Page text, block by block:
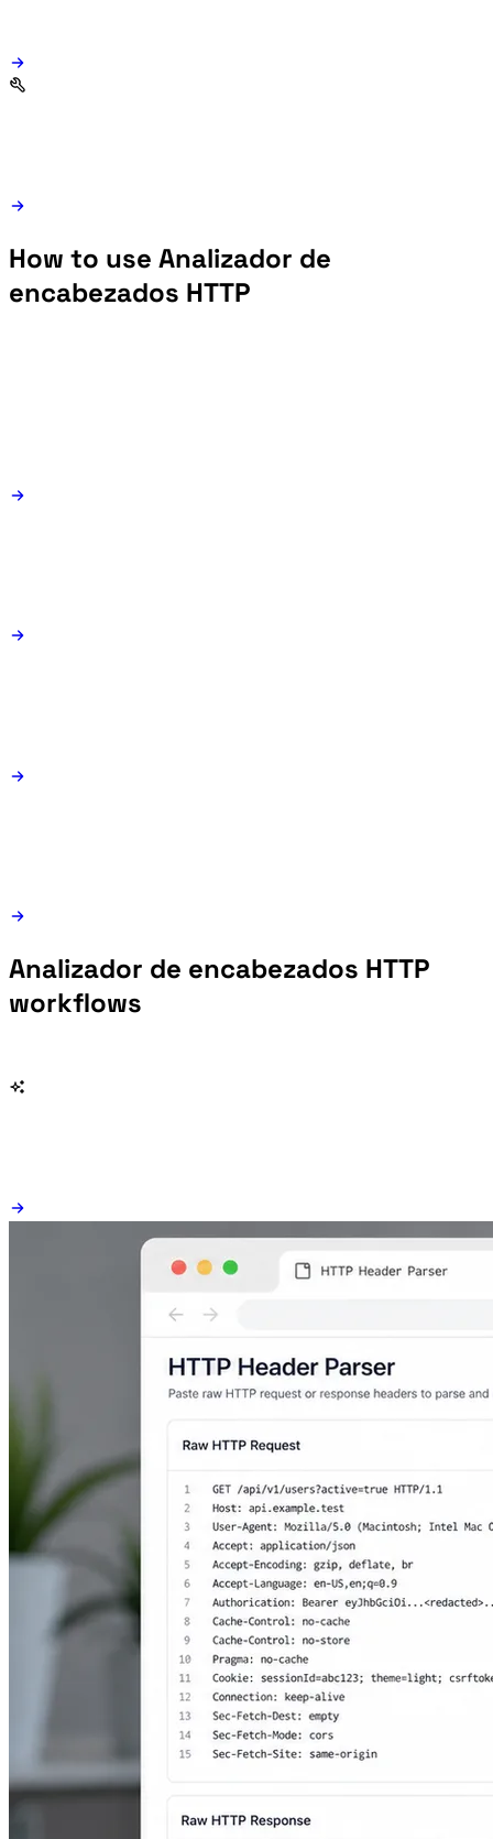
How to use Analizador de
encabezados HTTP
Analizador de encabezados HTTP
workflows